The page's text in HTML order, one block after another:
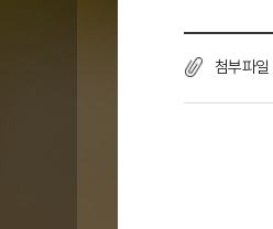
첨부파일